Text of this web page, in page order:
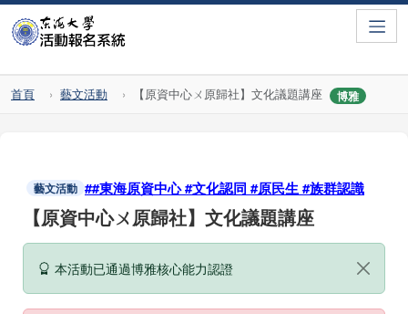
首頁 藝文活動 【原資中心ㄨ原歸社】文化議題講座 博雅
藝文活動 ##東海原資中心 #文化認同 #原民生 #族群認識
【原資中心ㄨ原歸社】文化議題講座
本活動已通過博雅核心能力認證